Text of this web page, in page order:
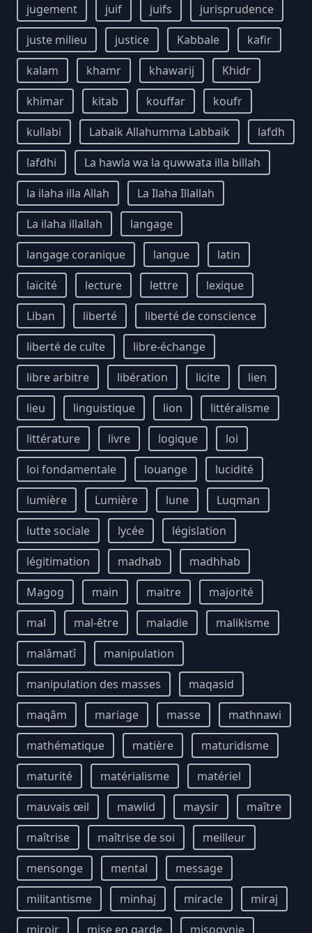
jugement
juif juifs
jurisprudence
juste milieu
justice Kabbale
kafir
kalam
khamr khawarij
Khidr
khimar
kitab kouffar
koufr
kullabi
Labaik Allahumma Labbaik
lafdh
lafdhi
La hawla wa la quwwata illa billah
la ilaha illa Allah
La Ilaha Illallah
La ilaha illallah
langage
langage coranique
langue
latin
laïcité
lecture lettre
lexique
Liban
liberté
liberté de conscience
liberté de culte
libre-échange
libre arbitre
libération licite
lien
lieu
linguistique lion
littéralisme
littérature
livre logique
loi
loi fondamentale
louange
lucidité
lumière
Lumière lune
Luqman
lutte sociale
lycée
législation
légitimation
madhab
madhhab
Magog
main maitre
majorité
mal
mal-être maladie
malikisme
malâmatî
manipulation
manipulation des masses
maqasid
maqâm
mariage masse
mathnawi
mathématique
matière
maturidisme
maturité
matérialisme
matériel
mauvais œil
mawlid maysir
maître
maîtrise
maîtrise de soi
meilleur
mensonge
mental
message
militantisme
minhaj miracle
miraj
miroir
mise en garde misogynie